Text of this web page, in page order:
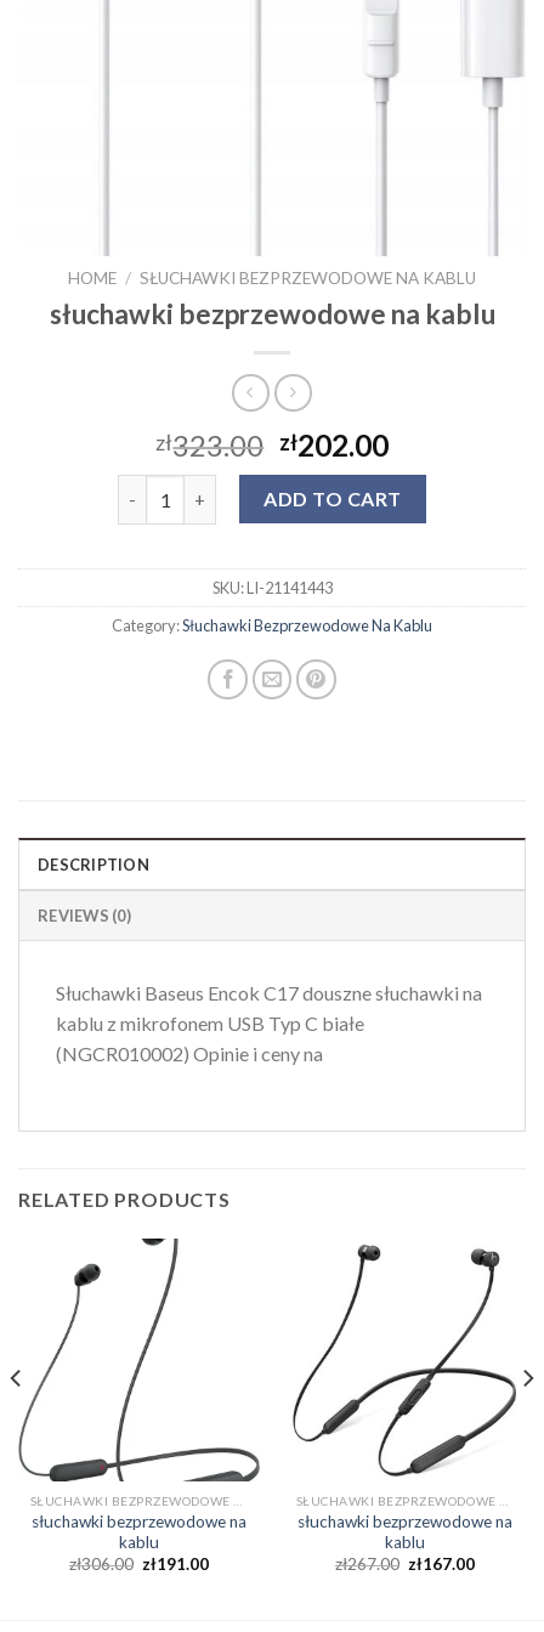
HOME / SŁUCHAWKI BEZPRZEWODOWE NA KABLU
słuchawki bezprzewodowe na kablu
zł323.00 zł202.00
słuchawki bezprzewodowe na kablu quantity
ADD TO CART
SKU:LI-21141443
Category:Słuchawki Bezprzewodowe Na Kablu
DESCRIPTION
REVIEWS (0)
Słuchawki Baseus Encok C17 douszne słuchawki na
kablu z mikrofonem USB Typ C białe
(NGCR010002) Opinie i ceny na
RELATED PRODUCTS
słuchawki bezprzewodowe na
kablu
zł306.00 zł191.00
słuchawki bezprzewodowe na
kablu
zł267.00 zł167.00